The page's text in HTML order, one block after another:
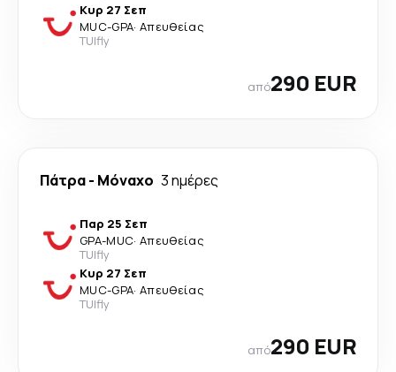
Κυρ 27 Σεπ
MUC-GPA· Απευθείας
TUIfly
από290 EUR
Πάτρα- Μόναχο 3 ημέρες
Παρ 25 Σεπ
GPA-MUC· Απευθείας
TUIfly
Κυρ 27 Σεπ
MUC-GPA· Απευθείας
TUIfly
από290 EUR